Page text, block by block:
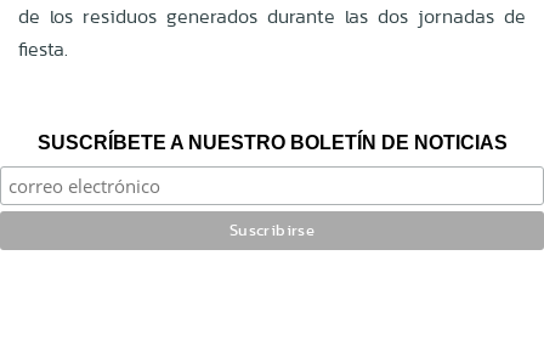
de los residuos generados durante las dos jornadas de
fiesta.
SUSCRÍBETE A NUESTRO BOLETÍN DE NOTICIAS